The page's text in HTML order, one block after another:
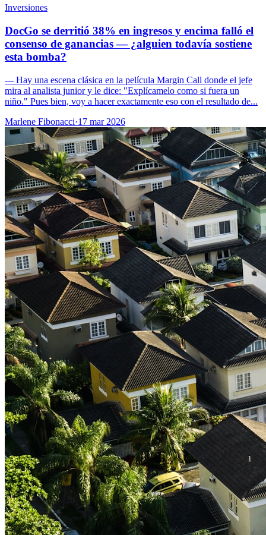
Inversiones
DocGo se derritió 38% en ingresos y encima falló el
consenso de ganancias — ¿alguien todavía sostiene
esta bomba?
--- Hay una escena clásica en la película Margin Call donde el jefe
mira al analista junior y le dice: "Explícamelo como si fuera un
niño." Pues bien, voy a hacer exactamente eso con el resultado de...
Marlene Fibonacci·17 mar 2026